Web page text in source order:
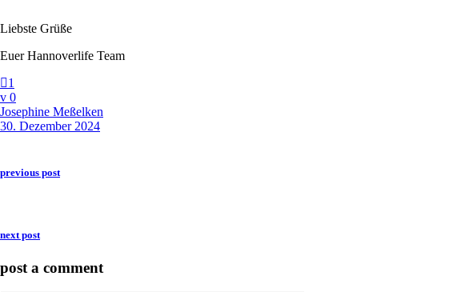
Liebste Grüße
Euer Hannoverlife Team
1
0
Josephine Meßelken
30. Dezember 2024
previous post
next post
post a comment